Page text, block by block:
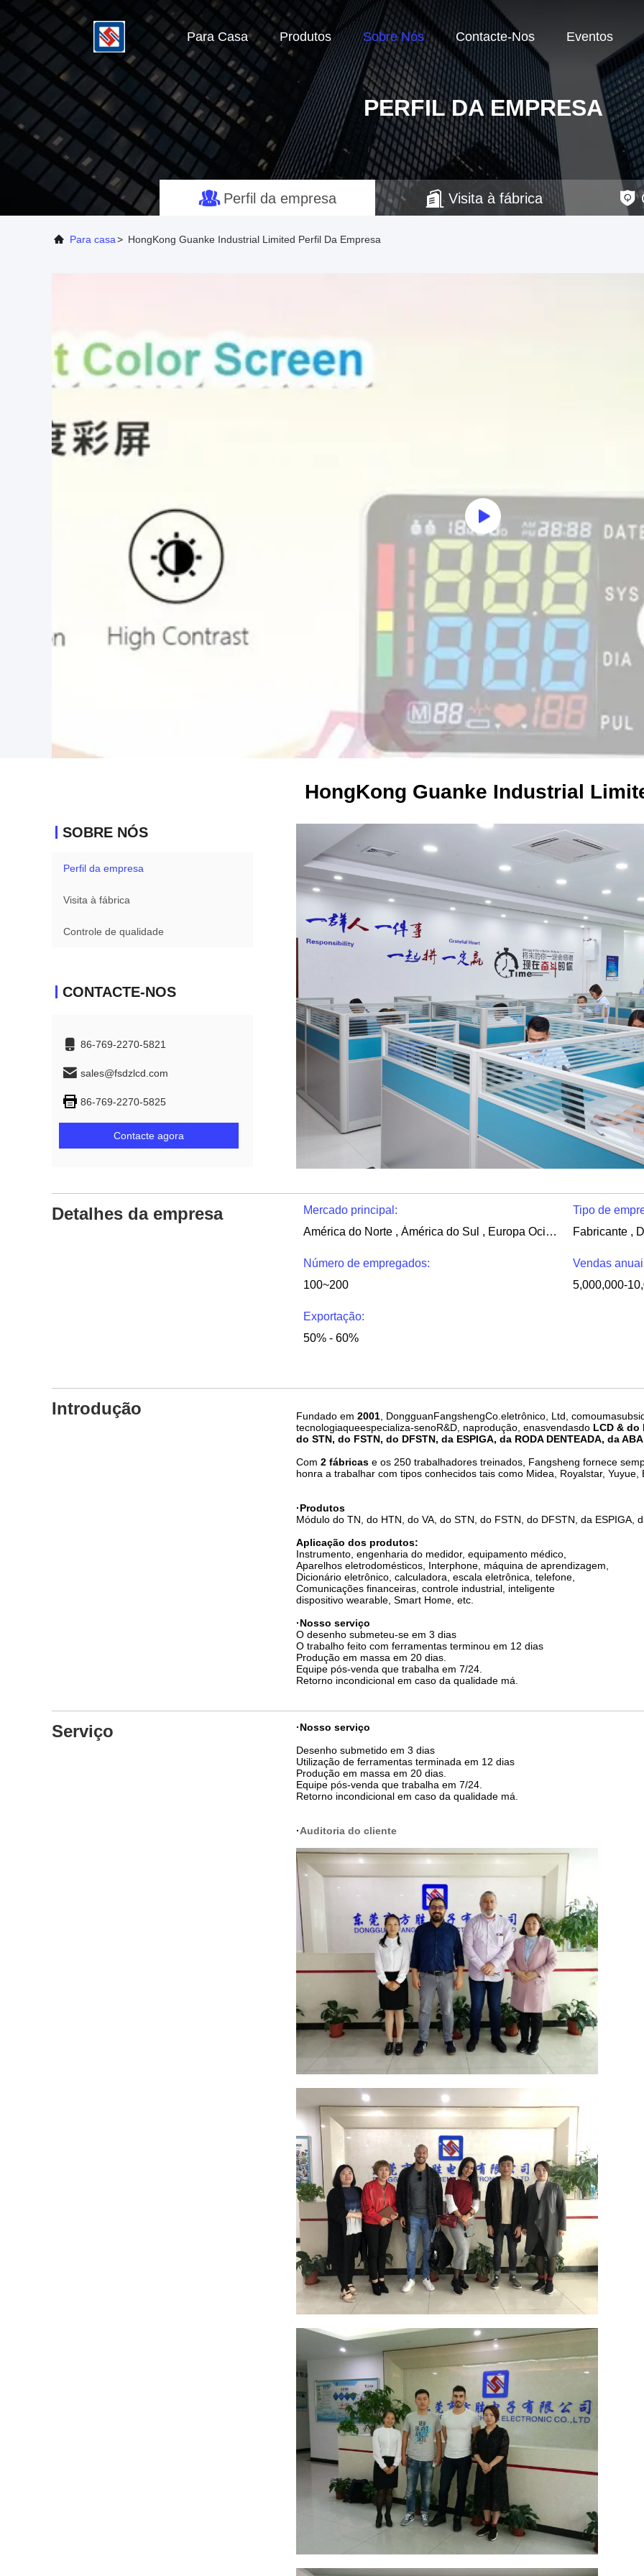
Para Casa Produtos Sobre Nós Contacte-Nos Eventos
PERFIL DA EMPRESA
Perfil da empresa Visita à fábrica
Para casa> HongKong Guanke Industrial Limited Perfil Da Empresa
HongKong Guanke Industrial
SOBRE NÓS
Perfil da empresa
Visita à fábrica
Controle de qualidade
CONTACTE-NOS
86-769-2270-5821
sales@fsdzlcd.com
86-769-2270-5825
Contacte agora
Detalhes da empresa
Mercado principal:
América do Norte , Ámérica do Sul , Europa Ocidental , Europa de Leste , leste da Ásia , Sudeste da Ásia , Oriente Médio , África , Oceania , Em todo o mundo
Tipo de
Número de empregados:
100~200
Vendas
5,000,000-
Exportação:
50% - 60%
Introdução Fundado em 2001 , DongguanFangshengCo.eletrônico, Ltd,
tecnologiaqueespecializa-senoR&D, naprodução, enasvendasdo LCD & do
do STN, do FSTN, do DFSTN, da ESPIGA, da RODA DENTEADA, da
Com 2 fábricas e os 250 trabalhadores treinados, Fangsheng fornece
honra a trabalhar com tipos conhecidos tais como Midea, Royalstar, Yuyue,
·Produtos
Módulo do TN, do HTN, do VA, do STN, do FSTN, do DFSTN, da ESPIGA,
Aplicação dos produtos:
Instrumento, engenharia do medidor, equipamento médico,
Aparelhos eletrodomésticos, Interphone, máquina de aprendizagem,
Dicionário eletrônico, calculadora, escala eletrônica, telefone,
Comunicações financeiras, controle industrial, inteligente
dispositivo wearable, Smart Home, etc.
·Nosso serviço
O desenho submeteu-se em 3 dias
O trabalho feito com ferramentas terminou em 12 dias
Produção em massa em 20 dias.
Equipe pós-venda que trabalha em 7/24.
Retorno incondicional em caso da qualidade má.
Serviço
·Nosso serviço
Desenho submetido em 3 dias
Utilização de ferramentas terminada em 12 dias
Produção em massa em 20 dias.
Equipe pós-venda que trabalha em 7/24.
Retorno incondicional em caso da qualidade má.
·Auditoria do cliente